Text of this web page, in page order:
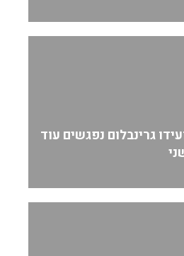
גרינבלום נפגשים עוד